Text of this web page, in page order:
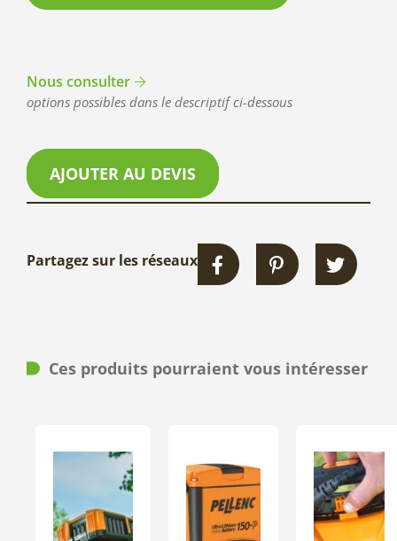
Nous consulter
options possibles dans le descriptif ci-dessous
AJOUTER AU DEVIS
Partagez sur les réseaux
Ces produits pourraient vous intéresser